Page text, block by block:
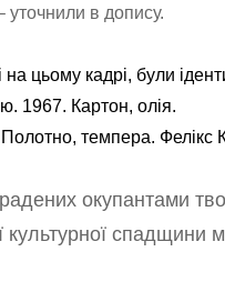
в допису.
цьому кадрі, були
1967. Картон, олія.
темпера.
окупантами
культурної спадщини